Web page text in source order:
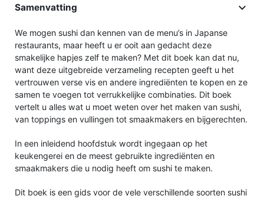
Samenvatting 
We mogen sushi dan kennen van de menu’s in Japanse
restaurants, maar heeft u er ooit aan gedacht deze
smakelijke hapjes zelf te maken? Met dit boek kan dat nu,
want deze uitgebreide verzameling recepten geeft u het
vertrouwen verse vis en andere ingrediënten te kopen en ze
samen te voegen tot verrukkelijke combinaties. Dit boek
vertelt u alles wat u moet weten over het maken van sushi,
van toppings en vullingen tot smaakmakers en bijgerechten.
In een inleidend hoofdstuk wordt ingegaan op het
keukengerei en de meest gebruikte ingrediënten en
smaakmakers die u nodig heeft om sushi te maken.
Dit boek is een gids voor de vele verschillende soorten sushi